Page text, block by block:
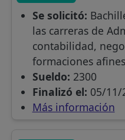
Se solicitó:
las carreras de
contabilidad,
formaciones
Sueldo: 2300
Finalizó el: 05/11/
Más información